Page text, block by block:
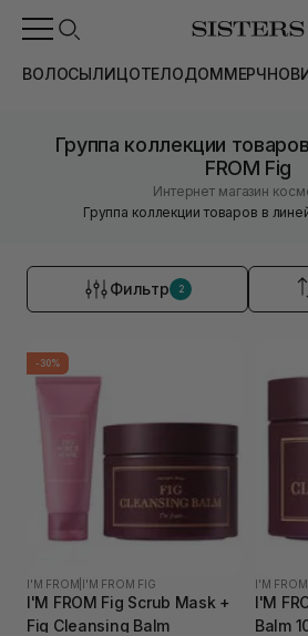
ВОЛОСЫЛИЦОТЕЛОДОММЕРЧ
Группа коллекции
FROM Fig
Интернет магазин
Группа коллекции товаров в
Фильтр 2
-30%
I'M FROM I'M FROM FIG
I'M FROM Fig Scrub Mask +
Fig Cleansing Balm
I'M FROM
I'M
Balm